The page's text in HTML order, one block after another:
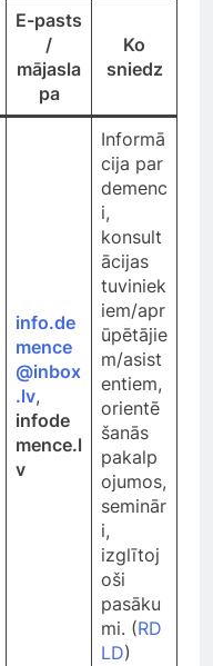
E-pasts
/
mājasla
pa
Ko
sniedz
info.de
mence
@inbox
.lv,
infode
mence.l
v
Informā
cija par
demenc
i,
konsult
ācijas
tuviniek
iem/apr
ūpētājie
m/asist
entiem,
orientē
šanās
pakalp
ojumos,
seminār
i,
izglītoj
oši
pasāku
mi. (RD
LD)